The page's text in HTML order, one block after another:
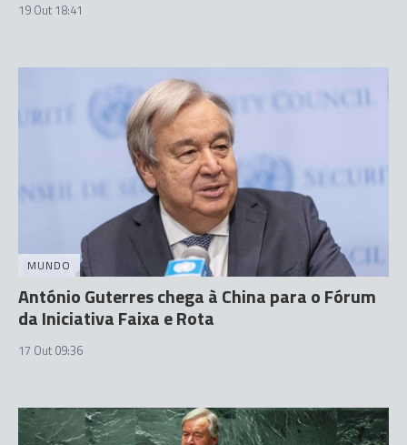
19 Out 18:41
MUNDO
António Guterres chega à China para o Fórum
da Iniciativa Faixa e Rota
17 Out 09:36